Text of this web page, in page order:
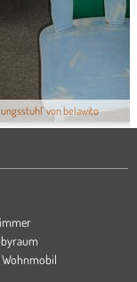
von belawito
Wohnmobil